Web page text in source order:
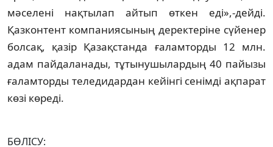
мәселені нақтылап айтып өткен еді»,-дейді.
Қазконтент компаниясының деректеріне сүйенер
болсақ, қазір Қазақстанда ғаламторды 12 млн.
адам пайдаланады, тұтынушылардың 40 пайызы
ғаламторды теледидардан кейінгі сенімді ақпарат
көзі көреді.
БӨЛІСУ: